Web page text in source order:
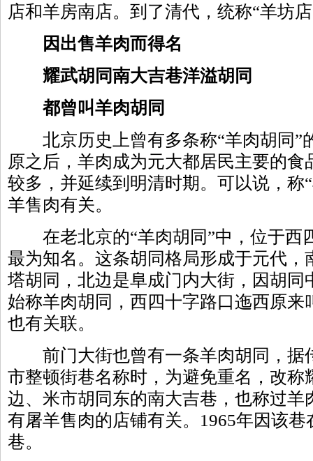
店和羊房南店。到了清代，统称“羊坊
因出售羊肉而得名
耀武胡同南大吉巷洋溢胡同
都曾叫羊肉胡同
北京历史上曾有多条称“羊肉胡同”
原之后，羊肉成为元大都居民主要的
较多，并延续到明清时期。可以说，称
羊售肉有关。
在老北京的“羊肉胡同”中，位于西
最为知名。这条胡同格局形成于元代，
塔胡同，北边是阜成门内大街，因胡同
始称羊肉胡同，西四十字路口迤西原来
也有关联。
前门大街也曾有一条羊肉胡同，据
市整顿街巷名称时，为避免重名，改称
边、米市胡同东的南大吉巷，也称过羊
有屠羊售肉的店铺有关。1965年因该
巷。